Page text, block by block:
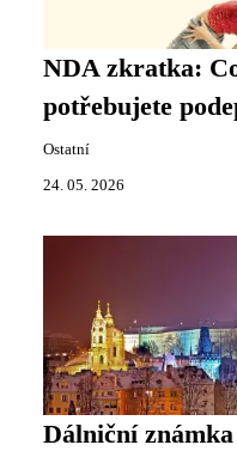
NDA zkratka:
potřebujete
Ostatní
24. 05. 2026
Dálniční